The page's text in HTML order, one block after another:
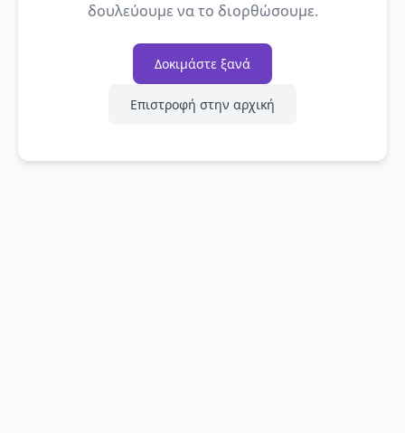
δουλεύουμε να το διορθώσουμε.
Δοκιμάστε ξανά
Επιστροφή στην αρχική